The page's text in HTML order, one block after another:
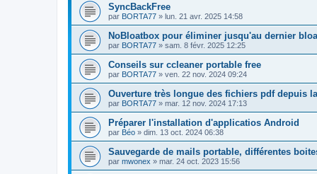
SyncBackFree
par BORTA77 » lun. 21 avr. 2025 14:58
NoBloatbox pour éliminer jusqu'au dernier
par BORTA77 » sam. 8 févr. 2025 12:25
Conseils sur ccleaner portable free
par BORTA77 » ven. 22 nov. 2024 09:24
Ouverture très longue des fichiers pdf depuis
par BORTA77 » mar. 12 nov. 2024 17:13
Préparer l'installation d'applicatios Android
par Béo » dim. 13 oct. 2024 06:38
Sauvegarde de mails portable, différentes
par mwonex » mar. 24 oct. 2023 15:56